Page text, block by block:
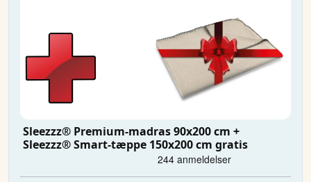
Sleezzz® Premium-madras 90x200 cm +
Sleezzz® Smart-tæppe 150x200 cm gratis